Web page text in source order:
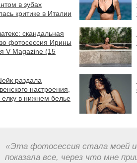
в зубах
критике в Италии
скандальная
фотосессия Ирины
V Magazine (15
раздала
настроения,
елку в нижнем белье
«Эта фотосессия стала моей
показала все, через что мне